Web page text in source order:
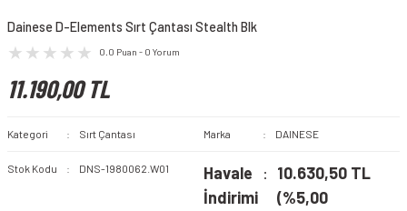
Dainese D-Elements Sırt Çantası Stealth Blk
0.0 Puan - 0 Yorum
11.190,00 TL
Kategori Sırt Çantası Marka DAINESE
Stok Kodu DNS-1980062.W01
Havale
İndirimi
10.630,50 TL
(%5,00